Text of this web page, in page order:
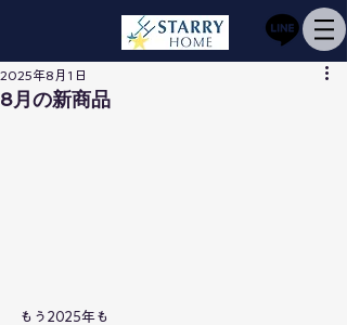
8月の新商品
2025年8月1日
もう2025年も